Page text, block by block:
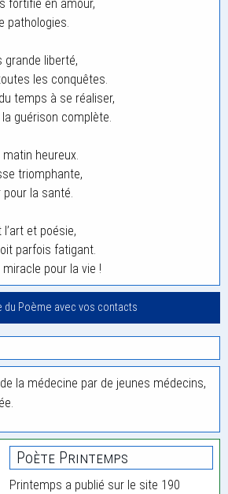
fortifie en amour,
pathologies.
grande liberté,
les conquêtes.
temps à se réaliser,
guérison complète.
heureux.
triomphante,
pour la santé.
et poésie,
parfois fatigant.
pour la vie !
du Poème avec vos contacts
la médecine par de jeunes médecins,
Poète Printemps
Printemps a publié sur le site 190